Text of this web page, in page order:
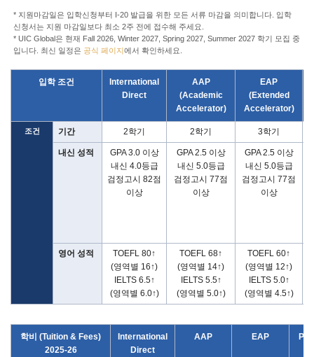
* 지원마감일은 입학신청부터 I-20 발급을 위한 모든 서류 마감을 의미합니다. 입학
신청서는 지원 마감일보다 최소 2주 전에 접수해 주세요.
* UIC Global은 현재 Fall 2026, Winter 2027, Spring 2027, Summer 2027 학기 모집 중
입니다. 최신 일정은 공식 페이지 에서 확인하세요.
입학 조건
International
Direct
AAP
(Academic
Accelerator)
EAP
(Extended
Accelerator)
조건 기간 2학기 2학기 3학기
내신 성적
GPA 3.0 이상
내신 4.0등급
검정고시 82점
이상
GPA 2.5 이상
내신 5.0등급
검정고시 77점
이상
GPA 2.5 이상
내신 5.0등급
검정고시 77점
이상
영어 성적
TOEFL 80↑
(영역별 16↑)
IELTS 6.5↑
(영역별 6.0↑)
TOEFL 68↑
(영역별 14↑)
IELTS 5.5↑
(영역별 5.0↑)
TOEFL 60↑
(영역별 12↑)
IELTS 5.0↑
(영역별 4.5↑)
학비 (Tuition & Fees)
2025-26
International
Direct
AAP EAP